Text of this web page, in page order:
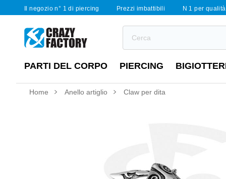
Il negozio n° 1 di piercing Prezzi imbattibili N 1 per
PARTI DEL CORPO PIERCING
Home Anello artiglio Claw per dita